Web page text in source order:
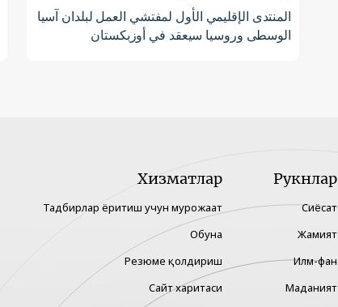
المنتدى الإقليمي الأول لمفتشي العمل لبلدان آسيا
الوسطى وروسيا سيعقد في أوزبكستان
Рукнлар
Сиёсат
Жамият
Илм-фан
Маданият
Хизматлар
Тадбирлар ёритиш учун мурожаат
Обуна
Резюме қолдириш
Сайт харитаси